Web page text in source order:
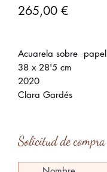
265,00 €Precio
Acuarela sobre papel
38 x 28'5 cm
2020
Clara Gardés
Solicitud de compra